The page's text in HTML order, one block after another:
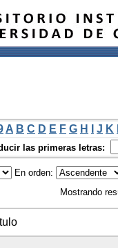
A B C D E F G H J K
las primeras letras:
En orden:
Mostrando